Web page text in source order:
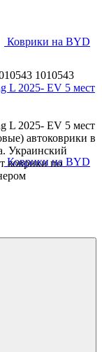
Коврики на BYD
Коврики на BYD
1010543
L 2025- EV 5 мест
L 2025- EV 5 мест
автоковрики в
Украинский
коврики по